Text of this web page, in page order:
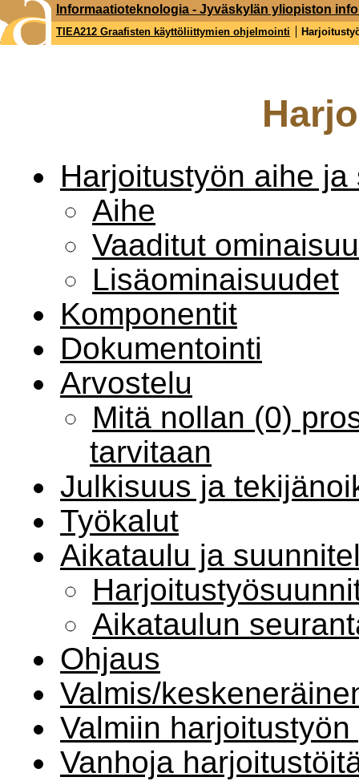
Harjoitustyön aihe ja
Aihe
Vaaditut
Lisäominaisuudet
Komponentit
Dokumentointi
Arvostelu
Mitä nollan (0)
tarvitaan
Julkisuus ja
Työkalut
Aikataulu ja
Aikataulun
Ohjaus
Valmis/
Valmiin
Vanhoja
Informaatioteknologia - Jyväskylän yliopiston
TIEA212 Graafisten käyttöliittymien ohjelmointi